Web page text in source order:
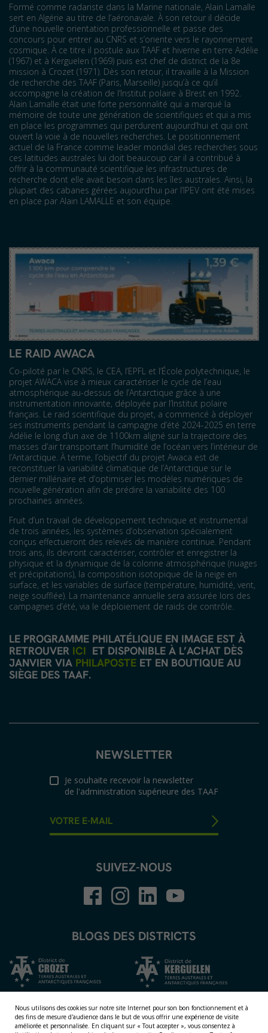
Formé comme radariste dans la Marine nationale, Alain Lamalle
sert en Algérie au titre de l’aéronavale. À son retour il décide
d’une nouvelle orientation professionnelle et passe des
concours pour entrer au CNRS et s’oriente vers le rayonnement
cosmique. À ce titre il postule aux TAAF et hiverne en terre Adélie
(1967) et à Kerguelen (1969) puis est chef de district de la 8e
mission à Crozet (1971). Dès son retour, il travaille à la Mission
de recherche des TAAF (Paris, Marseille) jusqu’à ce qu’il
accompagne la création de l’Institut polaire à Brest en 1992.
Alain Lamalle était une forte personnalité qui a marqué la
mémoire de toute une génération de scientifiques et qui a mis
en place les programmes qui perdurent aujourd’hui et qui ont
ouvert la voie à de nouvelles recherches. Le positionnement
actuel de la France comme leader mondial des recherches sous
ces latitudes australes lui doit beaucoup car il a contribué à
offrir à la communauté scientifique les infrastructures de
recherche dont elle avait besoin dans les îles australes. Ainsi, la
plupart des cabanes gérées aujourd’hui par l’IPEV ont été mises
en place par Alain LAMALLE et son équipe.
LE RAID AWACA
Co-piloté par le CNRS, le CEA, l’EPFL et l’École polytechnique, le
projet AWACA vise à mieux caractériser le cycle de l’eau
atmosphérique au-dessus de l’Antarctique grâce à une
instrumentation innovante, déployée par l’Institut polaire
français. Le raid scientifique du projet, a commencé à déployer
ses instruments pendant la campagne d’été 2024-2025 en terre
Adélie le long d’un axe de 1100km aligné sur la trajectoire des
masses d’air transportant l’humidité de l’océan vers l’intérieur de
l’Antarctique. À terme, l’objectif du projet Awaca est de
reconstituer la variabilité climatique de l’Antarctique sur le
dernier millénaire et d’optimiser les modèles numériques de
nouvelle génération afin de prédire la variabilité des 100
prochaines années.
Fruit d’un travail de développement technique et instrumental
de trois années, les systèmes d’observation spécialement
conçus effectueront des relevés de manière continue. Pendant
trois ans, ils devront caractériser, contrôler et enregistrer la
physique et la dynamique de la colonne atmosphérique (nuages
et précipitations), la composition isotopique de la neige en
surface, et les variables de surface (température, humidité, vent,
neige soufflée). La maintenance annuelle sera assurée lors des
campagnes d’été, via le déploiement de raids de contrôle.
LE PROGRAMME PHILATÉLIQUE EN IMAGE EST À
RETROUVER ICI ET DISPONIBLE À L’ACHAT DÈS
JANVIER VIA PHILAPOSTE ET EN BOUTIQUE AU
SIÈGE DES TAAF.
NEWSLETTER
Je souhaite recevoir la newsletter
de l'administration supérieure des TAAF
SUIVEZ-NOUS
BLOGS DES DISTRICTS
Nous utilisons des cookies sur notre site Internet pour son bon fonctionnement et à
des fins de mesure d'audience dans le but de vous offrir une expérience de visite
améliorée et personnalisée. En cliquant sur « Tout accepter », vous consentez à